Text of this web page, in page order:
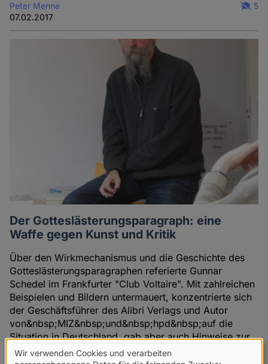
Peter Menne
07.02.2017
5
Der Gotteslästerungsparagraph: eine
Waffe gegen Kunst und Kritik
Über den Wirkmechanismus und die Geschichte des
Gotteslästerungsparagraphen referierte Gunnar
Schedel im Frankfurter "Club Voltaire". Mit zahlreichen
Beispielen und Bildern untermauert, konzentrierte sich
der Geschäftsführer des Alibri Verlags und Autor
von&nbsp;MIZ&nbsp;und&nbsp;hpd&nbsp;auf die
Situation in Deutschland, gab aber auch Hinweise zur
Situation im Ausland, insbesondere ähnliche
Wir verwenden Cookies und verarbeiten